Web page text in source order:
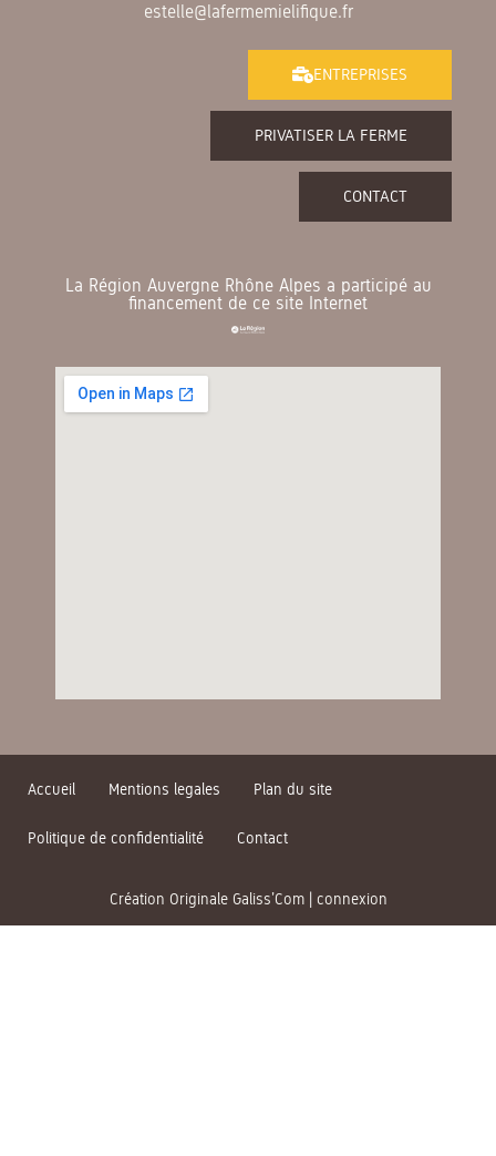
estelle@lafermemielifique.fr
ENTREPRISES
PRIVATISER LA FERME
CONTACT
La Région Auvergne Rhône Alpes a participé au
financement de ce site Internet
Accueil Mentions legales Plan du site
Politique de confidentialité Contact
Création Originale Galiss’Com| connexion